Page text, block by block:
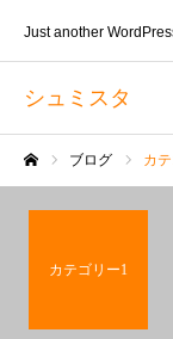
シュミスタ
Just another
ブログ カ
カテゴリー1